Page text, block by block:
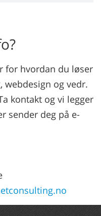
for hvordan du løser
webdesign og vedr.
kontakt og vi legger
sender deg på e-